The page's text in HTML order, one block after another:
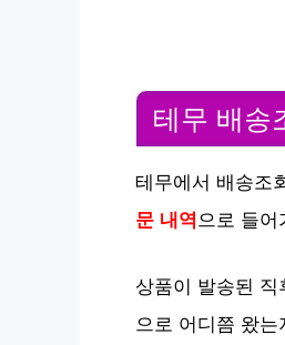
테무 배송
테무에서 배송조
문 내역으로 들어
상품이 발송된
으로 어디쯤 왔